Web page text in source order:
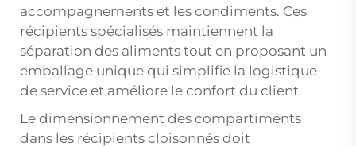
accompagnements et les condiments. Ces
récipients spécialisés maintiennent la
séparation des aliments tout en proposant un
emballage unique qui simplifie la logistique
de service et améliore le confort du client.
Le dimensionnement des compartiments
dans les récipients cloisonnés doit